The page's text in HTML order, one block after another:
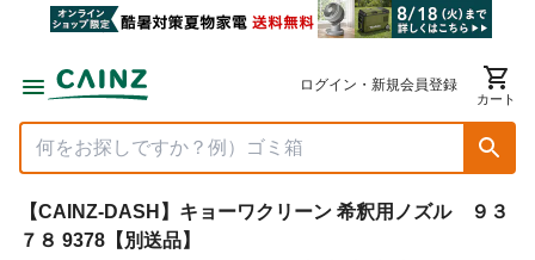
ログイン・新規会員登録
カート
【CAINZ-DASH】キョーワクリーン 希釈用ノズル ９３
７８ 9378【別送品】